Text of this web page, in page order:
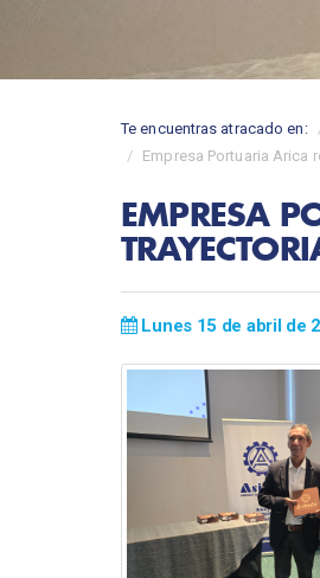
Te encuentras atracado en:
Empresa Portuaria Arica
EMPRESA
Lunes 15 de abril de